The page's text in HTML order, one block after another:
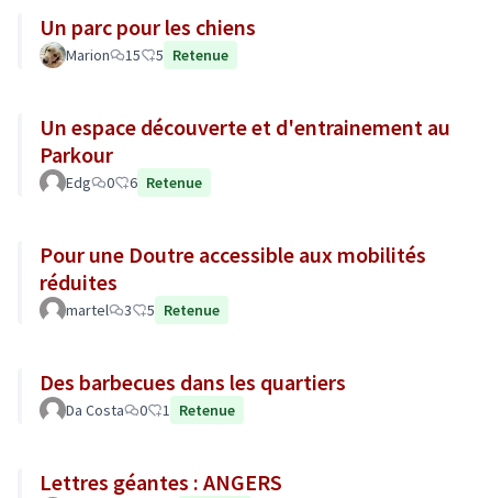
Un parc pour les chiens
Marion 15 5 Retenue
Un espace découverte et d'entrainement au
Parkour
Edg 0 6 Retenue
Pour une Doutre accessible aux mobilités
réduites
martel 3 5 Retenue
Des barbecues dans les quartiers
Da Costa 0 1 Retenue
Lettres géantes : ANGERS